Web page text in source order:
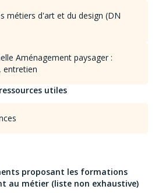
métiers d'art et du design (DN
Aménagement paysager :
entretien
utiles
proposant les formations
au métier (liste non exhaustive)